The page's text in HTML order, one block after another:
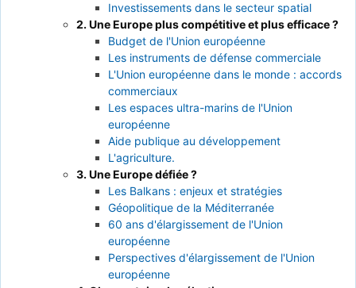
Investissements dans le secteur spatial
2. Une Europe plus compétitive et plus efficace ?
Budget de l'Union européenne
Les instruments de défense commerciale
L'Union européenne dans le monde : accords
commerciaux
Les espaces ultra-marins de l'Union
européenne
Aide publique au développement
L'agriculture.
3. Une Europe défiée ?
Les Balkans : enjeux et stratégies
Géopolitique de la Méditerranée
60 ans d'élargissement de l'Union
européenne
Perspectives d'élargissement de l'Union
européenne